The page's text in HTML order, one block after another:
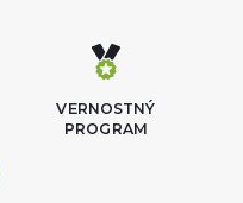
VERNOSTNÝ
PROGRAM